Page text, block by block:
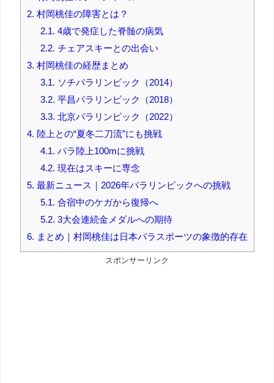
2. 村岡桃佳の障害とは？
2.1. 4歳で発症した脊髄の病気
2.2. チェアスキーとの出会い
3. 村岡桃佳の経歴まとめ
3.1. ソチパラリンピック（2014）
3.2. 平昌パラリンピック（2018）
3.3. 北京パラリンピック（2022）
4. 陸上との“夏冬二刀流”にも挑戦
4.1. パラ陸上100mに挑戦
4.2. 現在はスキーに専念
5. 最新ニュース｜2026年パラリンピックへの挑戦
5.1. 合宿中のケガから復帰へ
5.2. 3大会連続金メダルへの期待
6. まとめ｜村岡桃佳は日本パラスポーツの象徴的存在
スポンサーリンク